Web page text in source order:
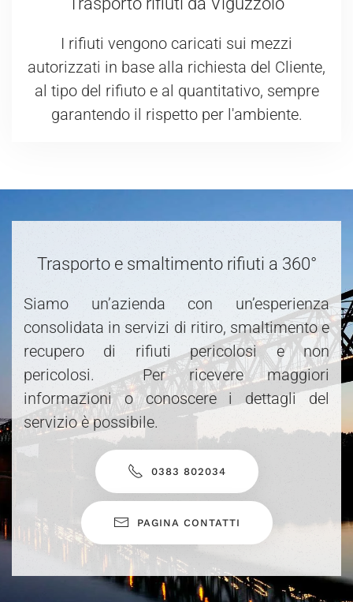
I rifiuti vengono caricati sui mezzi
autorizzati in base alla richiesta del Cliente,
al tipo del rifiuto e al quantitativo, sempre
garantendo il rispetto per l'ambiente.
Trasporto e smaltimento rifiuti a 360°
Siamo un’azienda con un’esperienza
consolidata in servizi di ritiro, smaltimento e
recupero di rifiuti pericolosi e non
pericolosi. Per ricevere maggiori
informazioni o conoscere i dettagli del
servizio è possibile.
0383 802034
PAGINA CONTATTI